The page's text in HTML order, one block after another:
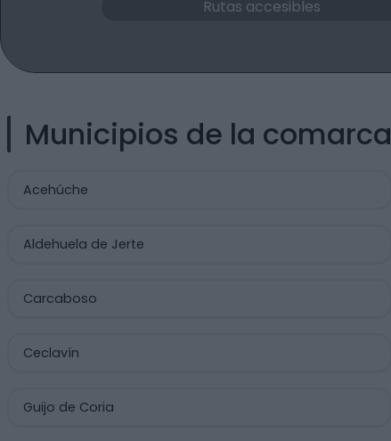
Rutas accesibles
Municipios de la comarca
Acehúche
Aldehuela de Jerte
Carcaboso
Ceclavín
Guijo de Coria